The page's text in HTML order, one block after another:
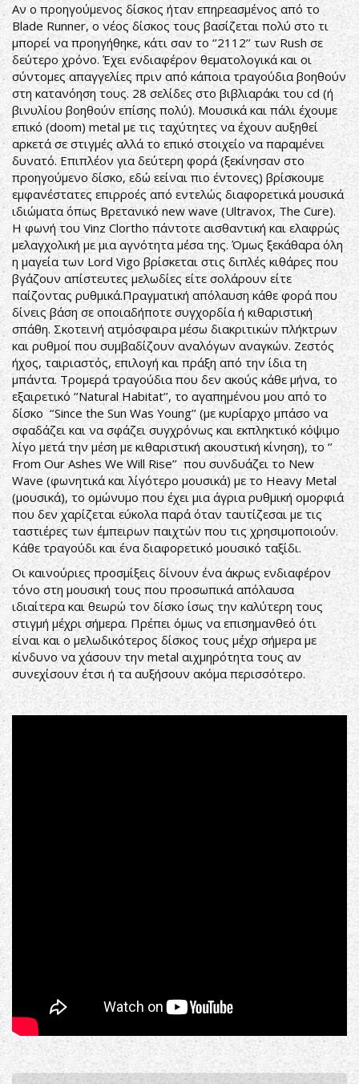
Αν ο προηγούμενος δίσκος ήταν επηρεασμένος από το
Blade Runner, ο νέος δίσκος τους βασίζεται πολύ στο τι
μπορεί να προηγήθηκε, κάτι σαν το ‘’2112’’ των Rush σε
δεύτερο χρόνο. Έχει ενδιαφέρον θεματολογικά και οι
σύντομες απαγγελίες πριν από κάποια τραγούδια βοηθούν
στη κατανόηση τους. 28 σελίδες στο βιβλιαράκι του cd (ή
βινυλίου βοηθούν επίσης πολύ). Μουσικά και πάλι έχουμε
επικό (doom) metal με τις ταχύτητες να έχουν αυξηθεί
αρκετά σε στιγμές αλλά το επικό στοιχείο να παραμένει
δυνατό. Επιπλέον για δεύτερη φορά (ξεκίνησαν στο
προηγούμενο δίσκο, εδώ εείναι πιο έντονες) βρίσκουμε
εμφανέστατες επιρροές από εντελώς διαφορετικά μουσικά
ιδιώματα όπως Βρετανικό new wave (Ultravox, The Cure).
Η φωνή του Vinz Clortho πάντοτε αισθαντική και ελαφρώς
μελαγχολική με μια αγνότητα μέσα της. Όμως ξεκάθαρα όλη
η μαγεία των Lord Vigo βρίσκεται στις διπλές κιθάρες που
βγάζουν απίστευτες μελωδίες είτε σολάρουν είτε
παίζοντας ρυθμικά.Πραγματική απόλαυση κάθε φορά που
δίνεις βάση σε οποιαδήποτε συγχορδία ή κιθαριστική
σπάθη. Σκοτεινή ατμόσφαιρα μέσω διακριτικών πλήκτρων
και ρυθμοί που συμβαδίζουν αναλόγων αναγκών. Ζεστός
ήχος, ταιριαστός, επιλογή και πράξη από την ίδια τη
μπάντα. Τρομερά τραγούδια που δεν ακούς κάθε μήνα, το
εξαιρετικό ‘’Natural Habitat’’, το αγαπημένου μου από το
δίσκο ‘’Since the Sun Was Young’’ (με κυρίαρχο μπάσο να
σφαδάζει και να σφάζει συγχρόνως και εκπληκτικό κόψιμο
λίγο μετά την μέση με κιθαριστική ακουστική κίνηση), το ‘’
From Our Ashes We Will Rise’’ που συνδυάζει το New
Wave (φωνητικά και λίγότερο μουσικά) με το Heavy Metal
(μουσικά), το ομώνυμο που έχει μια άγρια ρυθμική ομορφιά
που δεν χαρίζεται εύκολα παρά όταν ταυτίζεσαι με τις
ταστιέρες των έμπειρων παιχτών που τις χρησιμοποιούν.
Κάθε τραγούδι και ένα διαφορετικό μουσικό ταξίδι.
Οι καινούριες προσμίξεις δίνουν ένα άκρως ενδιαφέρον
τόνο στη μουσική τους που προσωπικά απόλαυσα
ιδιαίτερα και θεωρώ τον δίσκο ίσως την καλύτερη τους
στιγμή μέχρι σήμερα. Πρέπει όμως να επισημανθεό ότι
είναι και ο μελωδικότερος δίσκος τους μέχρ σήμερα με
κίνδυνο να χάσουν την metal αιχμηρότητα τους αν
συνεχίσουν έτσι ή τα αυξήσουν ακόμα περισσότερο.